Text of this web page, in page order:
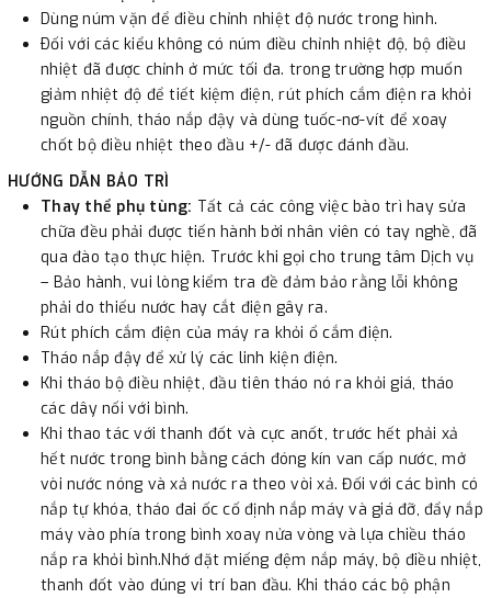
Dùng núm vặn để điều chỉnh nhiệt độ nước trong hình.
Ðối với các kiểu không có núm điều chỉnh nhiệt độ, bộ điều
nhiệt đã được chỉnh ở mức tối đa. trong trường hợp muốn
giảm nhiệt độ để tiết kiệm điện, rút phích cắm điện ra khỏi
nguồn chính, tháo nắp đậy và dùng tuốc-nơ-vít để xoay
chốt bộ điều nhiệt theo đầu +/- đã được đánh đầu.
HƯỚNG DẪN BẢO TRÌ
Thay thể phụ tùng: Tất cả các công việc bào trì hay sửa
chữa đều phải được tiến hành bởi nhân viên có tay nghề, đã
qua đào tạo thực hiện. Trước khi gọi cho trung tâm Dịch vụ
– Bảo hành, vui lòng kiểm tra đề đảm bảo rằng lỗi không
phải do thiếu nước hay cắt điện gây ra.
Rút phích cắm điện của máy ra khỏi ổ cắm điện.
Tháo nắp đậy để xử lý các linh kiện điện.
Khi tháo bộ điều nhiệt, đầu tiên tháo nó ra khỏi giá, tháo
các dây nối với bình.
Khi thao tác với thanh đốt và cực anốt, trước hết phải xả
hết nước trong bình bằng cách đóng kín van cấp nước, mở
vòi nước nóng và xả nước ra theo vòi xả. Đối với các bình có
nắp tự khóa, tháo đai ốc cố định nắp máy và giá đỡ, đẩy nắp
máy vào phía trong bình xoay nửa vòng và lựa chiều tháo
nắp ra khỏi bình.Nhớ đặt miếng đệm nắp máy, bộ điều nhiệt,
thanh đốt vào đúng vi trí ban đầu. Khi tháo các bộ phận